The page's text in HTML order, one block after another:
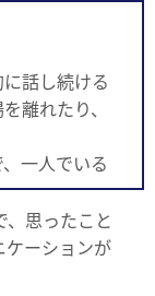
話し続ける
離れたり、
一人でいる
思ったこと
ケーションが